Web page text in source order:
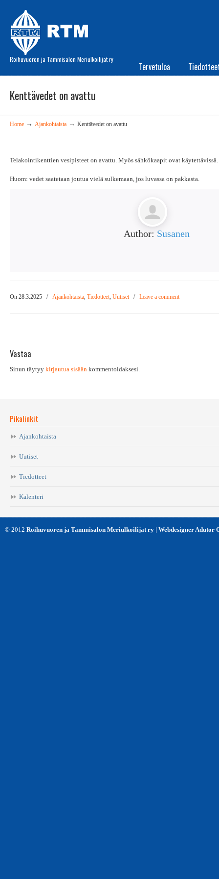
Roihuvuoren ja Tammisalon Meriulkoilijat ry
Tervetuloa
Kenttävedet on avattu
Home → Ajankohtaista → Kenttävedet on avattu
Telakointikenttien vesipisteet on avattu. Myös sähkökaapit ovat käytettävissä.
Huom: vedet saatetaan joutua vielä sulkemaan, jos luvassa on pakkasta.
Author: Susanen
On 28.3.2025 / Ajankohtaista, Tiedotteet, Uutiset / Leave a comment
Vastaa
Sinun täytyy kirjautua sisään kommentoidaksesi.
Pikalinkit
Ajankohtaista
Uutiset
Tiedotteet
Kalenteri
© 2012 Roihuvuoren ja Tammisalon Meriulkoilijat ry | Webdesigner Adutor